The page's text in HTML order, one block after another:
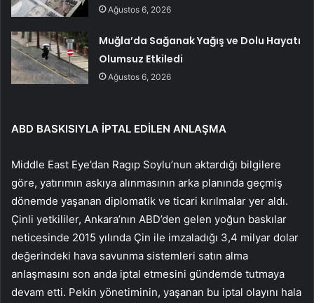
Ağustos 6, 2026
Muğla’da Sağanak Yağış ve Dolu Hayatı
Olumsuz Etkiledi
Ağustos 6, 2026
ABD BASKISIYLA İPTAL EDİLEN ANLAŞMA
Middle East Eye’dan Ragıp Soylu’nun aktardığı bilgilere
göre, yatırımın askıya alınmasının arka planında geçmiş
dönemde yaşanan diplomatik ve ticari kırılmalar yer aldı.
Çinli yetkililer, Ankara’nın ABD’den gelen yoğun baskılar
neticesinde 2015 yılında Çin ile imzaladığı 3,4 milyar dolar
değerindeki hava savunma sistemleri satın alma
anlaşmasını son anda iptal etmesini gündemde tutmaya
devam etti. Pekin yönetiminin, yaşanan bu iptal olayını hala